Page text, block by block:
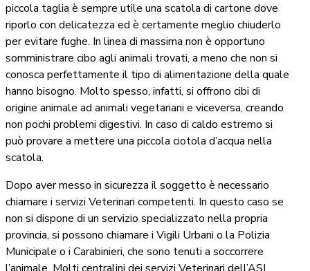
piccola taglia è sempre utile una scatola di cartone dove
riporlo con delicatezza ed è certamente meglio chiuderlo
per evitare fughe. In linea di massima non è opportuno
somministrare cibo agli animali trovati, a meno che non si
conosca perfettamente il tipo di alimentazione della quale
hanno bisogno. Molto spesso, infatti, si offrono cibi di
origine animale ad animali vegetariani e viceversa, creando
non pochi problemi digestivi. In caso di caldo estremo si
può provare a mettere una piccola ciotola d’acqua nella
scatola.
Dopo aver messo in sicurezza il soggetto è necessario
chiamare i servizi Veterinari competenti. In questo caso se
non si dispone di un servizio specializzato nella propria
provincia, si possono chiamare i Vigili Urbani o la Polizia
Municipale o i Carabinieri, che sono tenuti a soccorrere